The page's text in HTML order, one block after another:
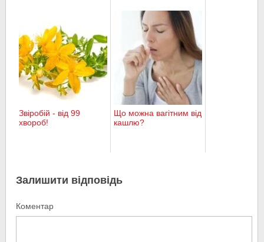
Звіробій - від 99
хвороб!
Що можна вагітним від
кашлю?
Залишити відповідь
Коментар